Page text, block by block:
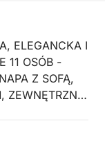
ELEGANCKA I
11 OSÓB -
Z SOFĄ,
ZEWNĘTRZNA
-